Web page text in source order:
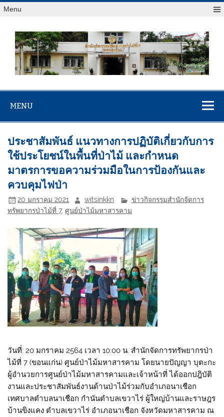
Menu
สจป.ที่ 7
(ขอนแก่น)
MENU
ประชาสัมพันธ์ แนวทางการปฏิบัติเกี่ยวกับการ
ใช้ประโยชน์ในพื้นที่ป่าไม้ และกำหนด
มาตรการขอความร่วมมือในการป้องกันและ
ควบคุมไฟป่า
20 มกราคม 2021 witsinkkn
ข่าวกิจกรรมสำนักจัดการ
ทรัพยากรป่าไม้ที่ 7,ศูนย์ป่าไม้มหาสารคาม
วันที่: 20 มกราคม 2564 เวลา 10:00 น. สำนักจัดการทรัพยากรป่า
ไม้ที่ 7 (ขอนแก่น) ศูนย์ป่าไม้มหาสารคาม โดยนายปัญญา บุตะกะ
ผู้อำนวยการศูนย์ป่าไม้มหาสารคามและเจ้าหน้าที่ ได้ออกปฎิบัติ
งานและประชาสัมพันธ์งานด้านป่าไม้ร่วมกับอำเภอนาเชือก
เทศบาลตำบลนาเชือก กำนันตำบลเขวาไร่ ผู้ใหญ่บ้านและราษฎร
บ้านขิงแคง ตำบลเขวาไร่ อำเภอนาเชือก จังหวัดมหาสารคาม ณ